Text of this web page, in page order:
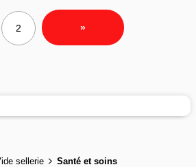
2 »
sellerie Santé et soins